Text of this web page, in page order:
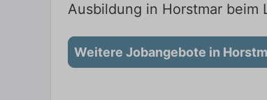
Ausbildung in Horstmar
Weitere Jobangebote in